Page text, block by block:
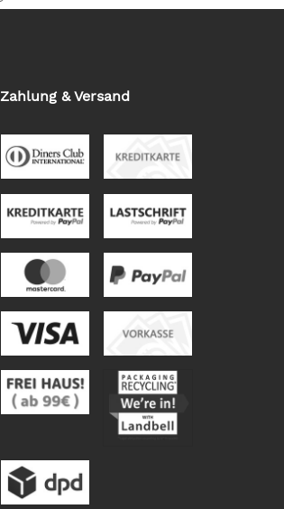
Zahlung & Versand